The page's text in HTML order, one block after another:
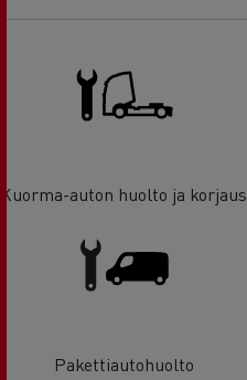
Kuorma-auton huolto ja korjaus
Pakettiautohuolto